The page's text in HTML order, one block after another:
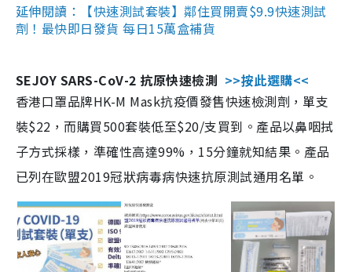
延伸閱讀：【快速測試套裝】鄰住買開賣$9.9快速測試
劑！最快即日發貨 每日15萬盒補貨
SEJOY SARS-CoV-2 抗原快速檢測 >>按此選購<<
香港口罩品牌HK-M Mask抗疫價發售快速檢測劑，單支
裝$22，而購買500套裝低至$20/支買到。產品以鼻咽拭
子方式採樣，準確性高達99%，15分鐘就知結果。產品
已列在歐盟2019冠狀病毒病快速抗原測試通用名單。